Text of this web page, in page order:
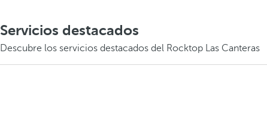
Servicios destacados
Descubre los servicios destacados del Rocktop Las Canteras